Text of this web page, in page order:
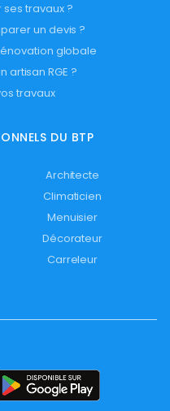
travaux ?
un devis ?
globale
artisan RGE ?
travaux
DU BTP
Architecte
Climaticien
Menuisier
Décorateur
Carreleur